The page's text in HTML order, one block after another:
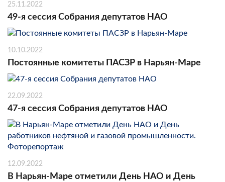
25.11.2022
49-я сессия Собрания депутатов НАО
10.10.2022
Постоянные комитеты ПАСЗР в Нарьян-Маре
22.09.2022
47-я сессия Собрания депутатов НАО
12.09.2022
В Нарьян-Маре отметили День НАО и День